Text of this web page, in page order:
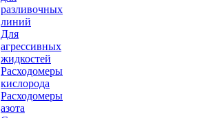
разливочных
линий
Для
агрессивных
жидкостей
Расходомеры
кислорода
Расходомеры
азота